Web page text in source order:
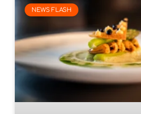
NEWS FLASH